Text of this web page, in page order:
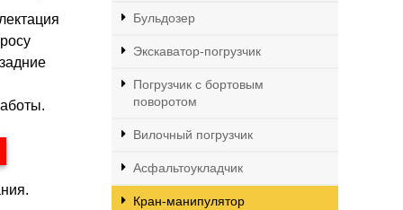
Бульдозер
Экскаватор-погрузчик
Погрузчик с бортовым
поворотом
Вилочный погрузчик
Асфальтоукладчик
Кран-манипулятор